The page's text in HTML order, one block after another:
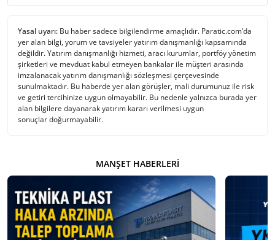
Yasal uyarı: Bu haber sadece bilgilendirme amaçlıdır. Paratic.com’da
yer alan bilgi, yorum ve tavsiyeler yatırım danışmanlığı kapsamında
değildir. Yatırım danışmanlığı hizmeti, aracı kurumlar, portföy yönetim
şirketleri ve mevduat kabul etmeyen bankalar ile müşteri arasında
imzalanacak yatırım danışmanlığı sözleşmesi çerçevesinde
sunulmaktadır. Bu haberde yer alan görüşler, mali durumunuz ile risk
ve getiri tercihinize uygun olmayabilir. Bu nedenle yalnızca burada yer
alan bilgilere dayanarak yatırım kararı verilmesi uygun
sonuçlar doğurmayabilir.
MANŞET HABERLERI